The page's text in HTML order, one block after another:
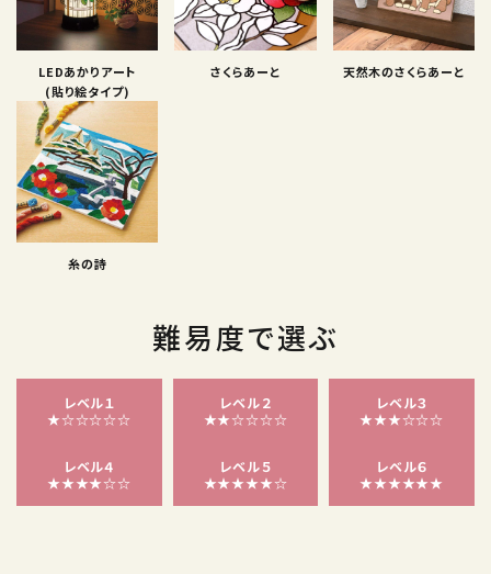
LEDあかりアート
(貼り絵タイプ)
さくらあーと 天然木のさくらあーと
糸の詩
難易度で選ぶ
レベル１
★☆☆☆☆☆
レベル２
★★☆☆☆☆
レベル３
★★★☆☆☆
レベル４
★★★★☆☆
レベル５
★★★★★☆
レベル６
★★★★★★